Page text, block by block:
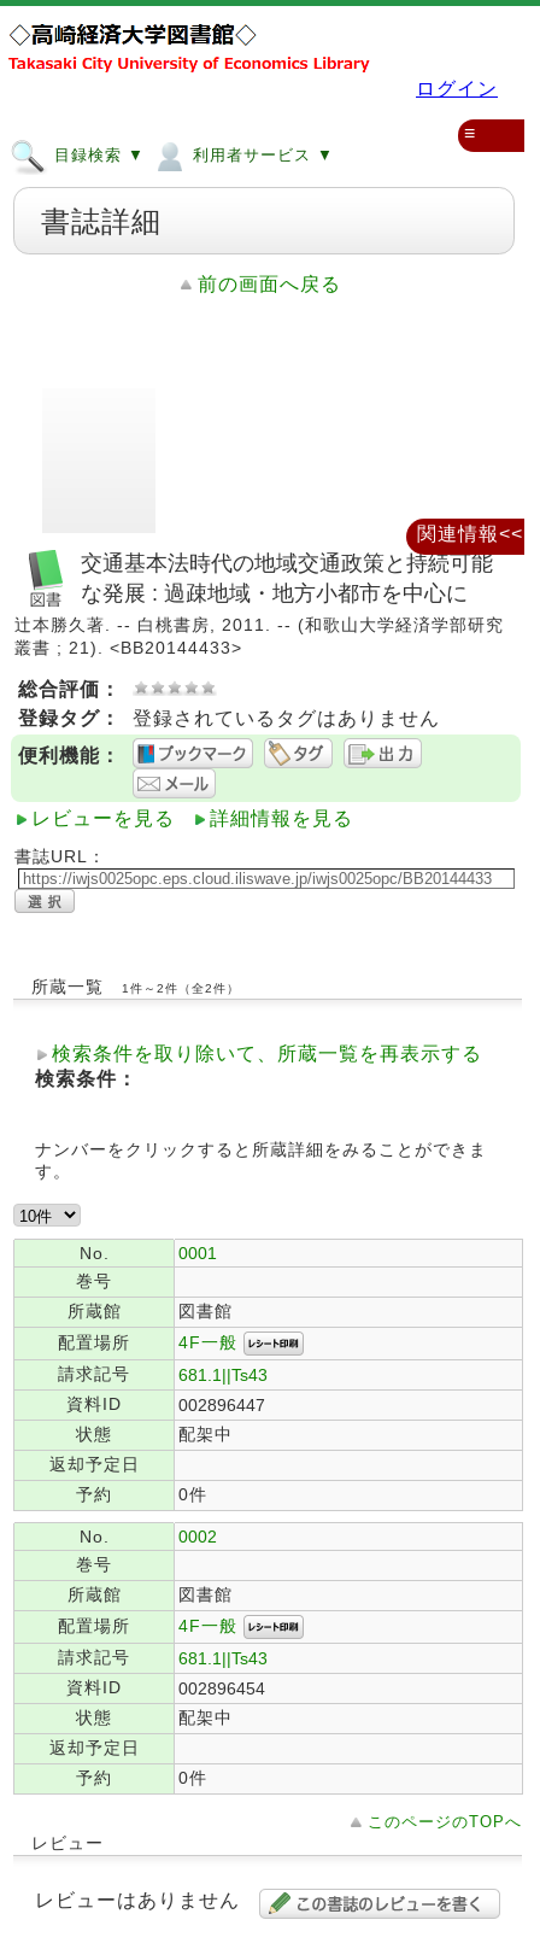
ログイン
目録検索 ▼ 利用者サービス ▼
≡
書誌詳細
前の画面へ戻る
交通基本法時代の地域交通政策と持続可能
な発展 : 過疎地域・地方小都市を中心に
辻本勝久著. -- 白桃書房, 2011. -- (和歌山大学経済学部研究
叢書 ; 21). <BB20144433>
総合評価：
登録タグ：
登録されているタグはありません
便利機能：
レビューを見る 詳細情報を見る
書誌URL：
所蔵一覧 1件～2件（全2件）
検索条件を取り除いて、所蔵一覧を再表示する
検索条件：
ナンバーをクリックすると所蔵詳細をみることができま
す。
No.
0001
巻号
所蔵館
図書館
配置場所
4F一般
請求記号
681.1||Ts43
資料ID
002896447
状態
配架中
返却予定日
予約
0件
No.
0002
巻号
所蔵館
図書館
配置場所
4F一般
請求記号
681.1||Ts43
資料ID
002896454
状態
配架中
返却予定日
予約
0件
このページのTOPへ
レビュー
レビューはありません
関連情報<<